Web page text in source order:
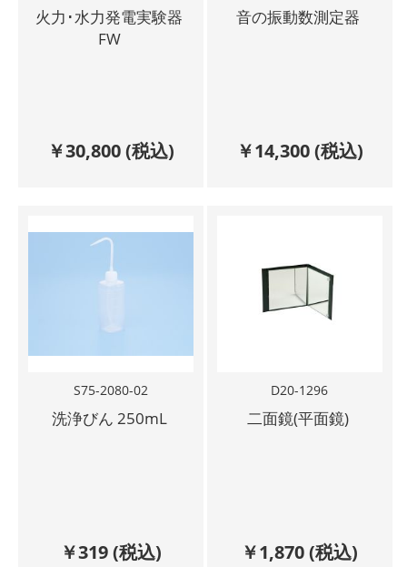
火力･水力発電実験器
FW
￥30,800(税込)
音の振動数測定器
￥14,300(税込)
S75-2080-02
洗浄びん 250mL
￥319(税込)
D20-1296
二面鏡(平面鏡)
￥1,870(税込)